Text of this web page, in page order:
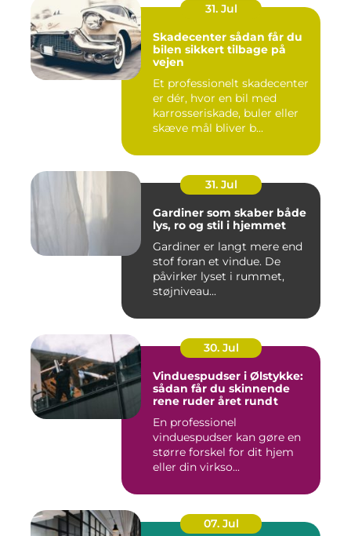
31. Jul
Skadecenter sådan får du
bilen sikkert tilbage på
vejen
Et professionelt skadecenter
er dér, hvor en bil med
karrosseriskade, buler eller
skæve mål bliver b...
31. Jul
Gardiner som skaber både
lys, ro og stil i hjemmet
Gardiner er langt mere end
stof foran et vindue. De
påvirker lyset i rummet,
støjniveau...
30. Jul
Vinduespudser i Ølstykke:
sådan får du skinnende
rene ruder året rundt
En professionel
vinduespudser kan gøre en
større forskel for dit hjem
eller din virkso...
07. Jul